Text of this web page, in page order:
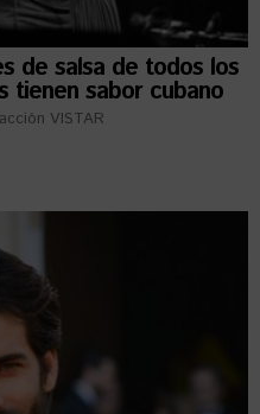
de salsa de todos los
tienen sabor cubano
VISTAR